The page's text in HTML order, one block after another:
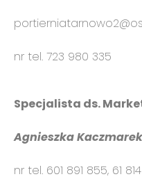
nr tel. 723 980 335
Specjalista ds.
Agnieszka Kaczmarek
nr tel. 601 891 855, 61